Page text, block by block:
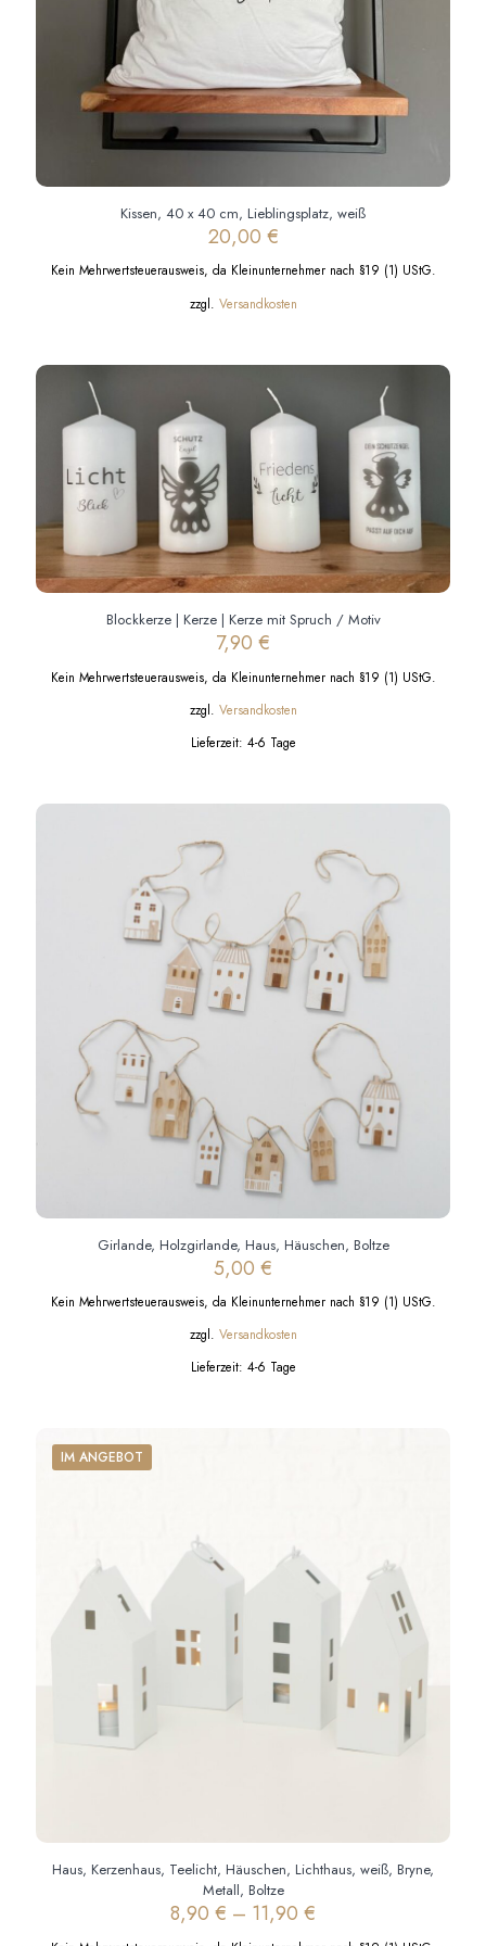
Kissen, 40 x 40 cm, Lieblingsplatz, weiß
20,00 €
Kein Mehrwertsteuerausweis, da Kleinunternehmer nach §19 (1) UStG.
zzgl. Versandkosten
Blockkerze | Kerze | Kerze mit Spruch / Motiv
7,90 €
Kein Mehrwertsteuerausweis, da Kleinunternehmer nach §19 (1) UStG.
zzgl. Versandkosten
Lieferzeit: 4-6 Tage
Optionen
können
auf
der
Produktseite
gewählt
Girlande, Holzgirlande, Haus, Häuschen, Boltze
5,00 €
Kein Mehrwertsteuerausweis, da Kleinunternehmer nach §19 (1) UStG.
zzgl. Versandkosten
Lieferzeit: 4-6 Tage
IM ANGEBOT
Haus, Kerzenhaus, Teelicht, Häuschen, Lichthaus, weiß, Bryne,
Metall, Boltze
8,90 € – 11,90 €